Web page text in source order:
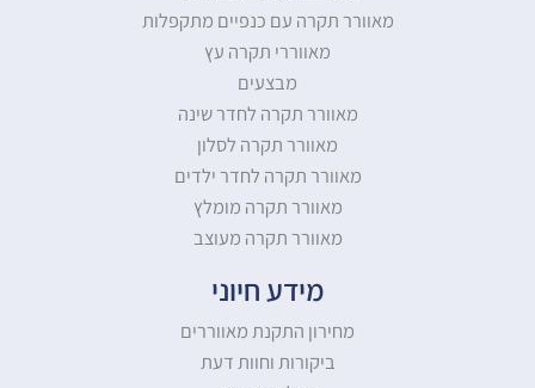
מאוורר תקרה עם כנפיים מתקפלות
מאווררי תקרה עץ
מבצעים
מאוורר תקרה לחדר שינה
מאוורר תקרה לסלון
מאוורר תקרה לחדר ילדים
מאוורר תקרה מומלץ
מאוורר תקרה מעוצב
מידע חיוני
מחירון התקנת מאווררים
ביקורות וחוות דעת